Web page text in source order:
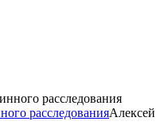
расследованияАлексей